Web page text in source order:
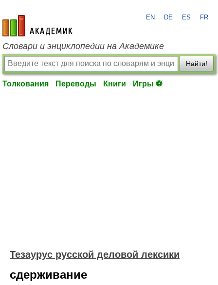
academic.ru
EN DE ES FR
Словари и энциклопедии на Академике
Найти!
Толкования Переводы Книги Игры ⚽
Тезаурус русской деловой лексики
сдерживание